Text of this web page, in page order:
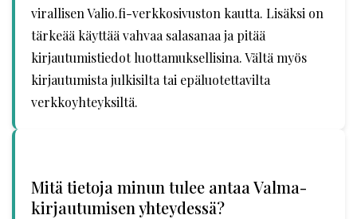
virallisen Valio.fi-verkkosivuston kautta. Lisäksi on
tärkeää käyttää vahvaa salasanaa ja pitää
kirjautumistiedot luottamuksellisina. Vältä myös
kirjautumista julkisilta tai epäluotettavilta
verkkoyhteyksiltä.
Mitä tietoja minun tulee antaa Valma-
kirjautumisen yhteydessä?